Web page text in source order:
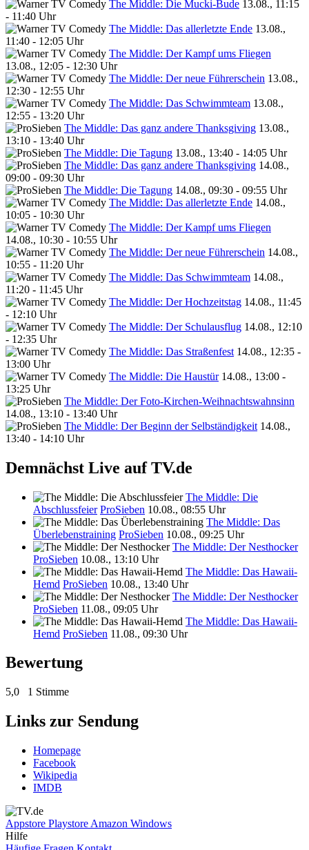
The Middle: Die Mucki-Bude 13.08., 11:15
- 11:40 Uhr
The Middle: Das allerletzte Ende 13.08.,
11:40 - 12:05 Uhr
The Middle: Der Kampf ums Fliegen
13.08., 12:05 - 12:30 Uhr
The Middle: Der neue Führerschein 13.08.,
12:30 - 12:55 Uhr
The Middle: Das Schwimmteam 13.08.,
12:55 - 13:20 Uhr
The Middle: Das ganz andere Thanksgiving 13.08.,
13:10 - 13:40 Uhr
The Middle: Die Tagung 13.08., 13:40 - 14:05 Uhr
The Middle: Das ganz andere Thanksgiving 14.08.,
09:00 - 09:30 Uhr
The Middle: Die Tagung 14.08., 09:30 - 09:55 Uhr
The Middle: Das allerletzte Ende 14.08.,
10:05 - 10:30 Uhr
The Middle: Der Kampf ums Fliegen
14.08., 10:30 - 10:55 Uhr
The Middle: Der neue Führerschein 14.08.,
10:55 - 11:20 Uhr
The Middle: Das Schwimmteam 14.08.,
11:20 - 11:45 Uhr
The Middle: Der Hochzeitstag 14.08., 11:45
- 12:10 Uhr
The Middle: Der Schulausflug 14.08., 12:10
- 12:35 Uhr
The Middle: Das Straßenfest 14.08., 12:35 -
13:00 Uhr
The Middle: Die Haustür 14.08., 13:00 -
13:25 Uhr
The Middle: Der Foto-Kirchen-Weihnachtswahnsinn
14.08., 13:10 - 13:40 Uhr
The Middle: Der Beginn der Selbständigkeit 14.08.,
13:40 - 14:10 Uhr
Demnächst Live auf TV.de
The Middle: Die
Abschlussfeier ProSieben 10.08., 08:55 Uhr
The Middle: Das
Überlebenstraining ProSieben 10.08., 09:25 Uhr
The Middle: Der Nesthocker
ProSieben 10.08., 13:10 Uhr
The Middle: Das Hawaii-
Hemd ProSieben 10.08., 13:40 Uhr
The Middle: Der Nesthocker
ProSieben 11.08., 09:05 Uhr
The Middle: Das Hawaii-
Hemd ProSieben 11.08., 09:30 Uhr
Bewertung
5,0 1 Stimme
Links zur Sendung
Homepage
Facebook
Wikipedia
IMDB
Appstore Playstore Amazon Windows
Hilfe